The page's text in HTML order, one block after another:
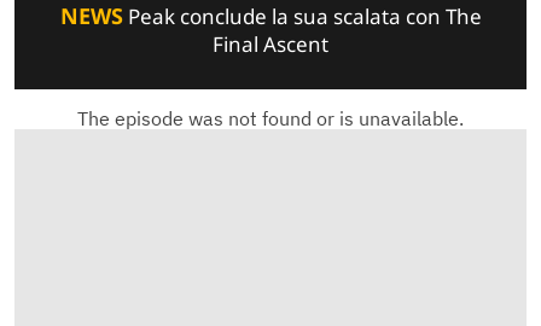
NEWSPeak conclude la sua scalata con The
Final Ascent